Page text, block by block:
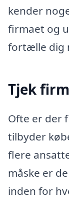
kender
firmaet og
fortælle dig
Tjek
Ofte er der
tilbyder
flere
måske er
inden for